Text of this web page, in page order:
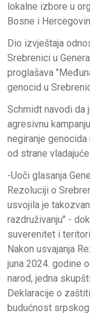
lokalne izbore u
Bosne i
Dio izvještaja
Srebrenici u
proglašava
genocid u
Schmidt navodi da
agresivnu
negiranje
od strane
-Uoči glasanja
Rezoluciji o
usvojila je
razdruživanju" -
suverenitet i
Nakon usvajanja
juna 2024. godine
narod, jedna
Deklaracije o
budućnost